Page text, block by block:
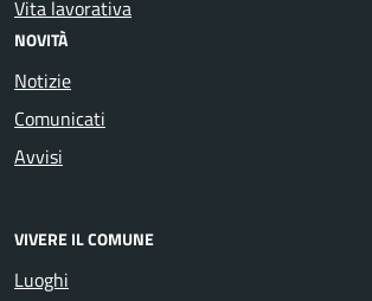
Vita lavorativa
NOVITÀ
Notizie
Comunicati
Avvisi
VIVERE IL COMUNE
Luoghi